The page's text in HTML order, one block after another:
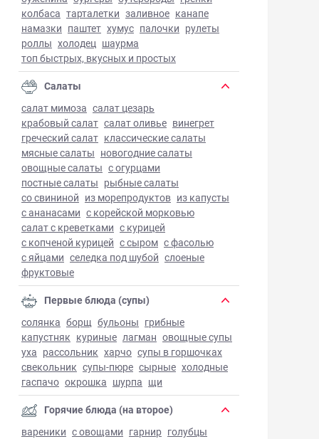
колбаса тарталетки заливное канапе
намазки паштет хумус палочки рулеты
роллы холодец шаурма
топ быстрых, вкусных и простых
Салаты
салат мимоза салат цезарь
крабовый салат салат оливье винегрет
греческий салат классические салаты
мясные салаты новогодние салаты
овощные салаты с огурцами
постные салаты рыбные салаты
со свининой из морепродуктов из капусты
с ананасами с корейской морковью
салат с креветками с курицей
с копченой курицей с сыром с фасолью
с яйцами селедка под шубой слоеные
фруктовые
Первые блюда (супы)
солянка борщ бульоны грибные
капустняк куриные лагман овощные супы
уха рассольник харчо супы в горшочках
свекольник супы-пюре сырные холодные
гаспачо окрошка шурпа щи
Горячие блюда (на второе)
вареники с овощами гарнир голубцы